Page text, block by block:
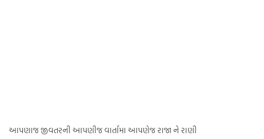
આપણાજ જીવતરની આપણીજ વાર્તામા આપણેજ રાજા ને રાણી